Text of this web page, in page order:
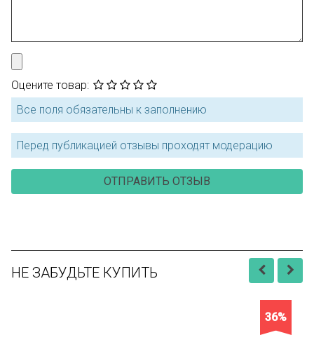
Оцените товар:
Все поля обязательны к заполнению
Перед публикацией отзывы проходят модерацию
НЕ ЗАБУДЬТЕ КУПИТЬ
36%